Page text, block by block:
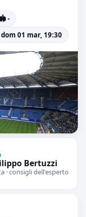
-
dom 01 mar, 19:30
Bertuzzi
· consigli dell'esperto